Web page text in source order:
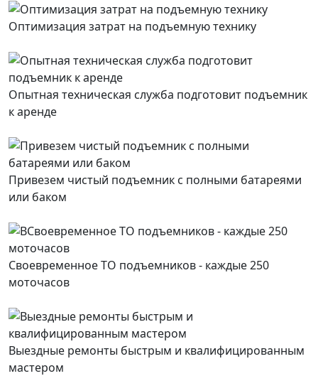
Оптимизация затрат на подъемную технику
Опытная техническая служба подготовит подъемник
к аренде
Привезем чистый подъемник с полными батареями
или баком
Своевременное ТО подъемников - каждые 250
моточасов
Выездные ремонты быстрым и квалифицированным
мастером